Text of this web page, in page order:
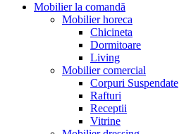
Mobilier la comandă
Mobilier horeca
Chicineta
Dormitoare
Living
Mobilier comercial
Corpuri Suspendate
Rafturi
Receptii
Vitrine